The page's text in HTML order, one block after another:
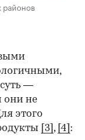
районов
—
они не
этого
[3] , [4] :